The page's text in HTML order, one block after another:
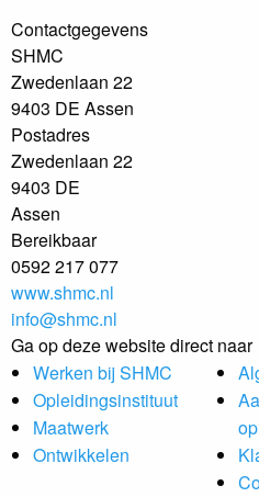
Contactgegevens
SHMC
Zwedenlaan 22
9403 DE Assen
Postadres
Zwedenlaan 22
9403 DE
Assen
Bereikbaar
0592 217 077
www.shmc.nl
info@shmc.nl
Ga op deze website direct naar
Werken bij SHMC
Opleidingsinstituut
Maatwerk
Ontwikkelen